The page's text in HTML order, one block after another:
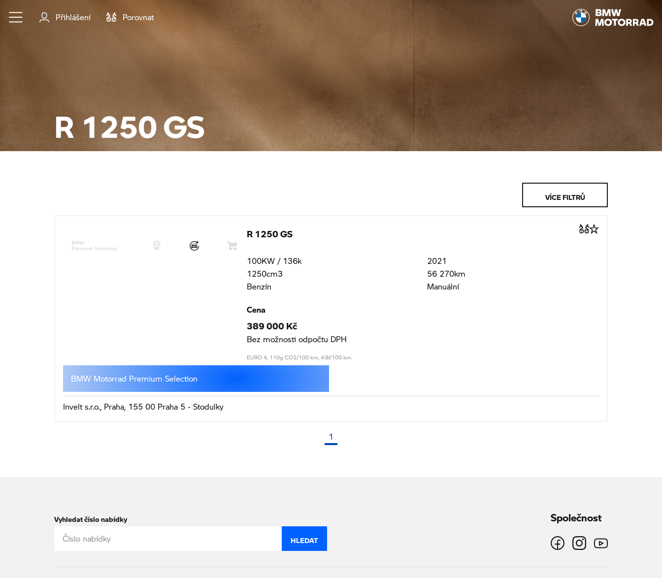
Přejít na hlavní obsah
Přihlášení Porovnat
R 1250 GS
VÍCE FILTRŮ
R 1250 GS
100KW / 136k
1250cm3
Benzín
2021
56 270km
Manuální
Cena
389 000 Kč
Bez možnosti odpočtu DPH
EURO 4, 110g CO2/100 km, 4.8l/100 km
BMW Motorrad Premium Selection
Invelt s.r.o., Praha, 155 00 Praha 5 - Stodulky
1
Vyhledat číslo nabídky
HLEDAT
Společnost